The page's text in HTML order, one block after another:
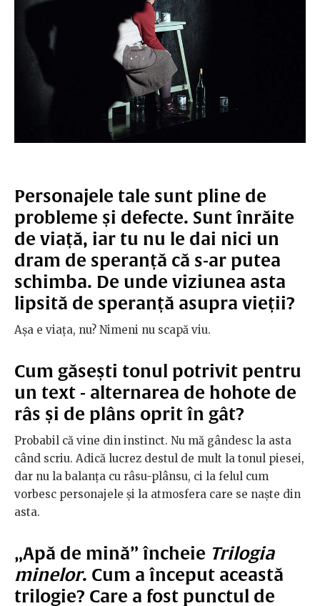
Personajele tale sunt pline de
probleme și defecte. Sunt înrăite
de viață, iar tu nu le dai nici un
dram de speranță că s-ar putea
schimba. De unde viziunea asta
lipsită de speranță asupra vieții?
Așa e viața, nu? Nimeni nu scapă viu.
Cum găsești tonul potrivit pentru
un text - alternarea de hohote de
râs și de plâns oprit în gât?
Probabil că vine din instinct. Nu mă gândesc la asta
când scriu. Adică lucrez destul de mult la tonul piesei,
dar nu la balanța cu râsu-plânsu, ci la felul cum
vorbesc personajele și la atmosfera care se naște din
asta.
„Apă de mină” încheie Trilogia
minelor. Cum a început această
trilogie? Care a fost punctul de